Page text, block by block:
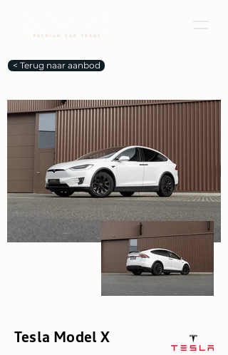
< Terug naar aanbod
Tesla Model X